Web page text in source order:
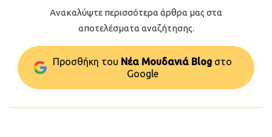
Ανακαλύψτε περισσότερα άρθρα μας στα
αποτελέσματα αναζήτησης.
Προσθήκη του Νέα Μουδανιά Blog στo
Google